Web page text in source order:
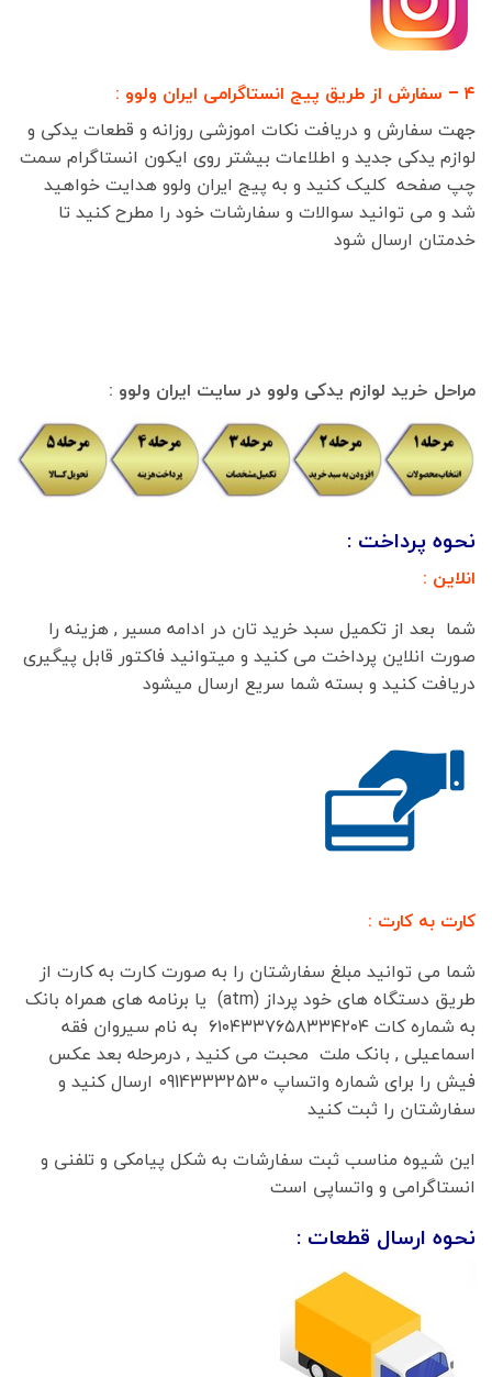
۴ – سفارش از طریق پیج انستاگرامی ایران ولوو :
جهت سفارش و دریافت نکات اموزشی روزانه و قطعات یدکی و
لوازم یدکی جدید و اطلاعات بیشتر روی ایکون انستاگرام سمت
چپ صفحه کلیک کنید و به پیج ایران ولوو هدایت خواهید
شد و می توانید سوالات و سفارشات خود را مطرح کنید تا
خدمتان ارسال شود
مراحل خرید لوازم یدکی ولوو در سایت ایران ولوو :
نحوه پرداخت :
انلاین :
شما بعد از تکمیل سبد خرید تان در ادامه مسیر , هزینه را
صورت انلاین پرداخت می کنید و میتوانید فاکتور قابل پیگیری
دریافت کنید و بسته شما سریع ارسال میشود
کارت به کارت :
شما می توانید مبلغ سفارشتان را به صورت کارت به کارت از
طریق دستگاه های خود پرداز (atm) یا برنامه های همراه بانک
به شماره کات ۶۱۰۴۳۳۷۶۵۸۳۳۴۲۰۴ به نام سیروان فقه
اسماعیلی , بانک ملت محبت می کنید , درمرحله بعد عکس
فیش را برای شماره واتساپ 09143332530 ارسال کنید و
سفارشتان را ثبت کنید
این شیوه مناسب ثبت سفارشات به شکل پیامکی و تلفنی و
انستاگرامی و واتساپی است
نحوه ارسال قطعات :